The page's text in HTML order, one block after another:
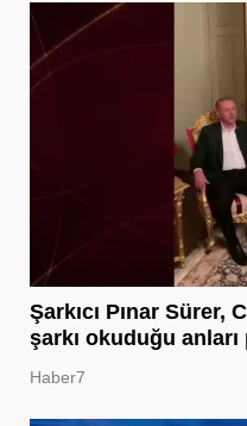
Şarkıcı Pınar Sürer,
şarkı okuduğu anları
Haber7